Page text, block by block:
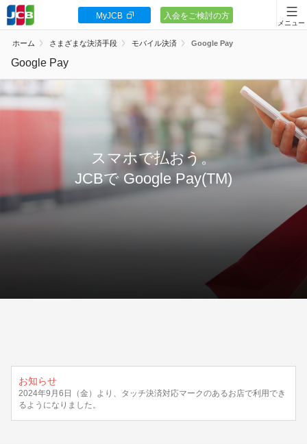
会員向け情報
JCBカードの基本
キャンペーン
お客様サポート
企業サイト
入会をご検討の方
MyJCB
ホーム さまざまな決済手段 モバイル決済 Google Pay
Google Pay
スマホで払おう。
JCBで Google Pay(TM)
お知らせ
2024年9月6日（金）より、タッチ決済対応マークのあるお店で利用でき
るようになりました。